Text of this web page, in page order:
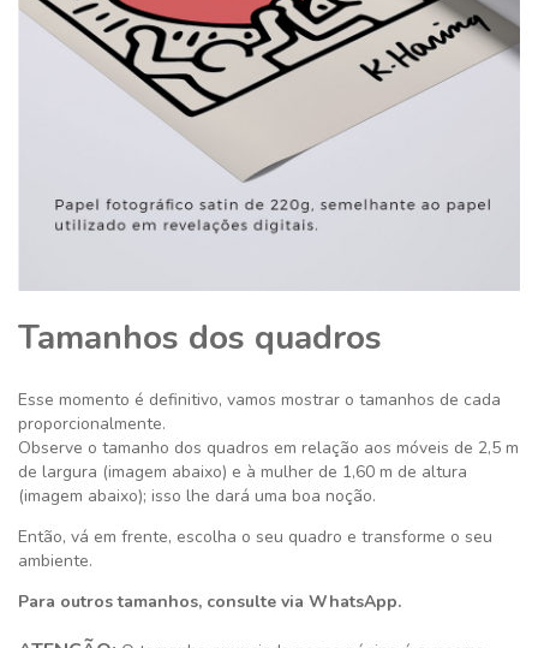
Tamanhos dos quadros
Esse momento é definitivo, vamos mostrar o tamanhos de cada
proporcionalmente.
Observe o tamanho dos quadros em relação aos móveis de 2,5 m
de largura (imagem abaixo) e à mulher de 1,60 m de altura
(imagem abaixo); isso lhe dará uma boa noção.
Então, vá em frente, escolha o seu quadro e transforme o seu
ambiente.
Para outros tamanhos, consulte via WhatsApp.